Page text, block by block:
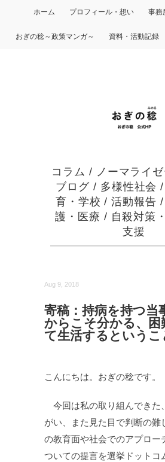
ホーム プロフィール・想い 事務
おぎの稔～政策マンガ～ 資料・活動記録
コラム / ノーマライ
ブログ / 多様性社会
育・学校 /活動報告 /
護・医療 / 自殺対策
支援
Aug 9, 2018
寄稿：持病を持つ当
からこそ分かる、困
て生活するというこ
こんにちは。おぎの稔です。
今回は私の取り組んできた
がい、また見た目で判断の難
の教育面や社会でのアプロー
ついての提言を選挙ドットコ